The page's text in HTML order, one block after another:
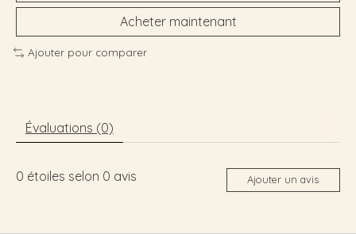
Acheter maintenant
Ajouter pour comparer
Évaluations (0)
0 étoiles selon 0 avis Ajouter un avis